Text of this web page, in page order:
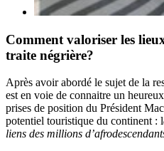
Comment valoriser les
traite négrière?
Après avoir abordé le sujet de la
est en voie de connaitre un
prises de position du Président
potentiel touristique du continent : l
liens des millions